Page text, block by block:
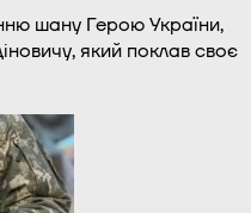
шану Герою України,
який поклав своє